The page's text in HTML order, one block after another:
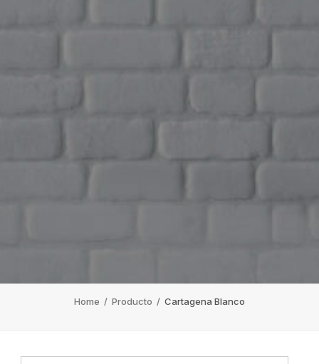
Home / Producto / Cartagena Blanco